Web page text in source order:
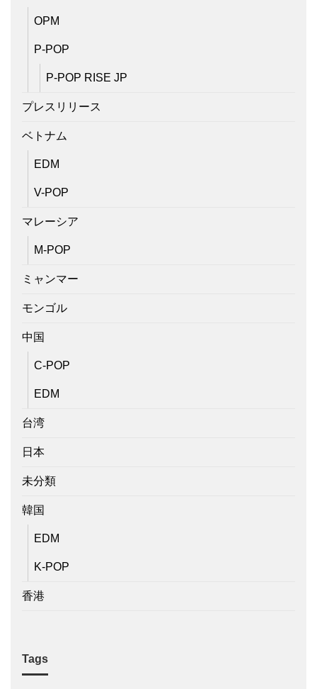
OPM
P-POP
P-POP RISE JP
プレスリリース
ベトナム
EDM
V-POP
マレーシア
M-POP
ミャンマー
モンゴル
中国
C-POP
EDM
台湾
日本
未分類
韓国
EDM
K-POP
香港
Tags